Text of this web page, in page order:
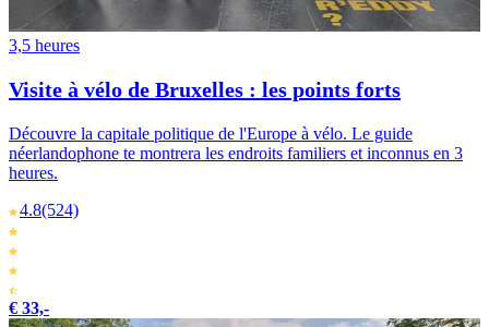
3,5 heures
Visite à vélo de Bruxelles : les points forts
Découvre la capitale politique de l'Europe à vélo. Le guide
néerlandophone te montrera les endroits familiers et inconnus en 3
heures.
4.8(524)
€ 33,-